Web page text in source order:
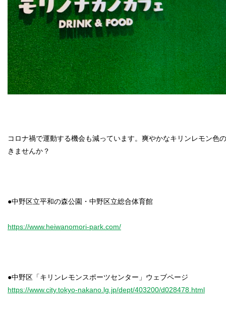
コロナ禍で運動する機会も減っています。爽やかなキリンレモン色
きませんか？
●中野区立平和の森公園・中野区立総合体育館
https://www.heiwanomori-park.com/
https://www.city.tokyo-nakano.lg.jp/dept/403200/d028478.html